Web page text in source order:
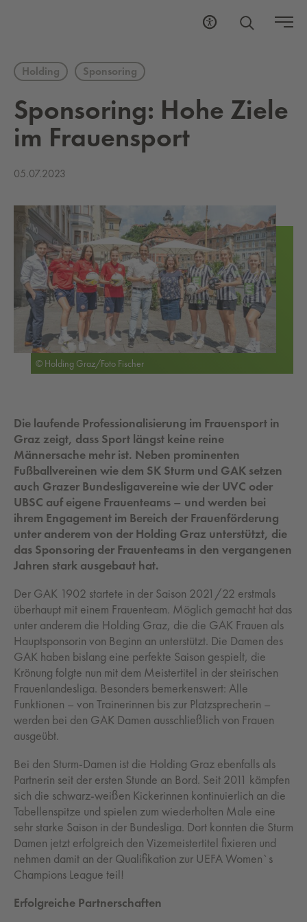
Holding Sponsoring
Spon­so­ring: Hohe Ziele
im Frau­en­sport
05.07.2023
© Holding Graz/Foto Fischer
Die laufende Professionalisierung im Frauensport in
Graz zeigt, dass Sport längst keine reine
Männersache mehr ist. Neben prominenten
Fußballvereinen wie dem SK Sturm und GAK setzen
auch Grazer Bundesligavereine wie der UVC oder
UBSC auf eigene Frauenteams – und werden bei
ihrem Engagement im Bereich der Frauenförderung
unter anderem von der Holding Graz unterstützt, die
das Sponsoring der Frauenteams in den vergangenen
Jahren stark ausgebaut hat.
Der GAK 1902 startete in der Saison 2021/22 erstmals
überhaupt mit einem Frauenteam. Möglich gemacht hat das
unter anderem die Holding Graz, die die GAK Frauen als
Hauptsponsorin von Beginn an unterstützt. Die Damen des
GAK haben bislang eine perfekte Saison gespielt, die
Krönung folgte nun mit dem Meistertitel in der steirischen
Frauenlandesliga. Besonders bemerkenswert: Alle
Funktionen – von Trainerinnen bis zur Platzsprecherin –
werden bei den GAK Damen ausschließlich von Frauen
ausgeübt.
Bei den Sturm-Damen ist die Holding Graz ebenfalls als
Partnerin seit der ersten Stunde an Bord. Seit 2011 kämpfen
sich die schwarz-weißen Kickerinnen kontinuierlich an die
Tabellenspitze und spielen zum wiederholten Male eine
sehr starke Saison in der Bundesliga. Dort konnten die Sturm
Damen jetzt erfolgreich den Vizemeistertitel fixieren und
nehmen damit an der Qualifikation zur UEFA Women`s
Champions League teil!
Erfolgreiche Partnerschaften